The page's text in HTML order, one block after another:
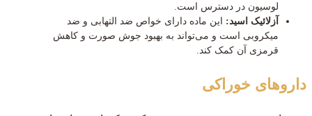
لوسیون در دسترس است.
آزلائیک اسید: این ماده دارای خواص ضد التهابی و ضد
میکروبی است و می‌تواند به بهبود جوش صورت و کاهش
قرمزی آن کمک کند.
داروهای خوراکی